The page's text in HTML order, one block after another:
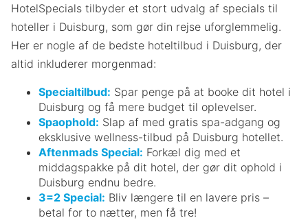
HotelSpecials tilbyder et stort udvalg af specials til
hoteller i Duisburg, som gør din rejse uforglemmelig.
Her er nogle af de bedste hoteltilbud i Duisburg, der
altid inkluderer morgenmad:
Specialtilbud: Spar penge på at booke dit hotel i
Duisburg og få mere budget til oplevelser.
Spaophold: Slap af med gratis spa-adgang og
eksklusive wellness-tilbud på Duisburg hotellet.
Aftenmads Special: Forkæl dig med et
middagspakke på dit hotel, der gør dit ophold i
Duisburg endnu bedre.
3=2 Special: Bliv længere til en lavere pris –
betal for to nætter, men få tre!